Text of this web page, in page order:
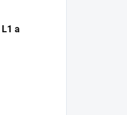
L1 a